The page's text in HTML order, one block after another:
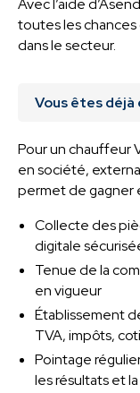
toutes les
dans le secteur.
Vous êtes
Pour un chauffeur
en société,
permet de gagner
Collecte des
digitale
Tenue de la
en vigueur
Établissement
TVA, impôts,
Pointage
les résultats et